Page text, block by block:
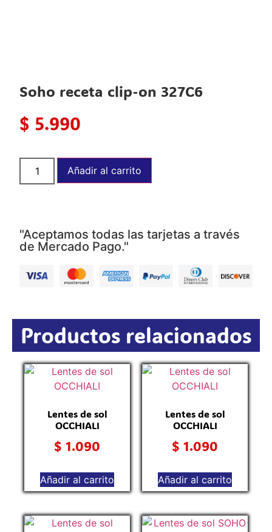
Soho receta clip-on 327C6
$ 5.990
Añadir al carrito
"Aceptamos todas las tarjetas a través
de Mercado Pago."
Productos relacionados
Lentes de sol
OCCHIALI
$ 1.090
Añadir al carrito
Lentes de sol
OCCHIALI
$ 1.090
Añadir al carrito